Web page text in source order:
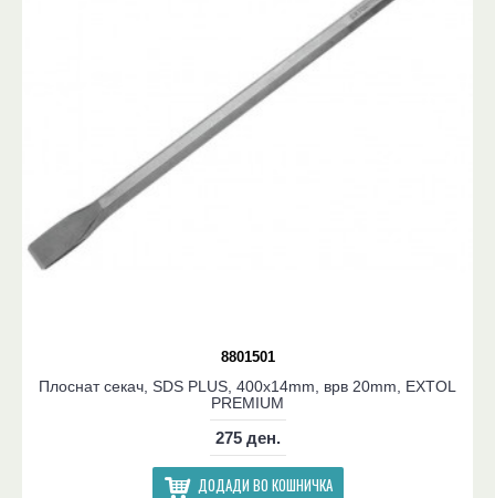
8801501
Плоснат секач, SDS PLUS, 400x14mm, врв 20mm, EXTOL
PREMIUM
275 ден.
ДОДАДИ ВО КОШНИЧКА